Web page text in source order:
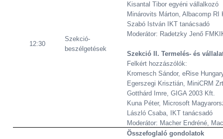
12:30
Szekció-
beszélgetések
Kisantal Tibor egyéni vállalkozó
Minárovits Márton, Albacomp RI
Szabó István IKT tanácsadó
Moderátor: Radetzky Jenő
Szekció II. Termelés- és
Felkért hozzászólók:
Kromesch Sándor, eRise
Egerszegi Krisztián, MiniCRM
Gotthárd Imre, GIGA 2003 Kft.
Kuna Péter, Microsoft
László Csaba, IKT tanácsadó
Moderátor: Macher Endréné,
Összefoglaló gondolatok